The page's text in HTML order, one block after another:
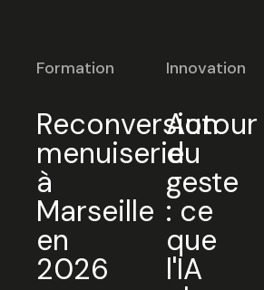
Formation
Reconversion
menuiserie
à
Marseille
en
2026
Innovation
Autour
du
geste
: ce
que
l'IA